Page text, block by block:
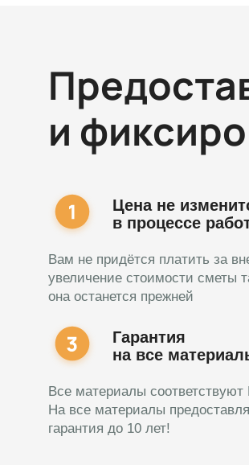
и
Цена не
в процессе
Вам не придётся платить за
увеличение стоимости сметы
она останется прежней
Гарантия
на все
Все материалы
На все материалы
гарантия до 10 лет!